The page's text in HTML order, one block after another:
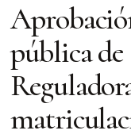
pública